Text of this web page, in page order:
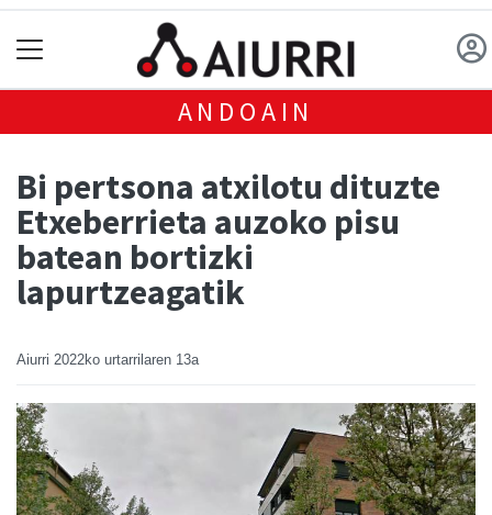
ANDOAIN
Bi pertsona atxilotu dituzte
Etxeberrieta auzoko pisu
batean bortizki
lapurtzeagatik
Aiurri 2022ko urtarrilaren 13a